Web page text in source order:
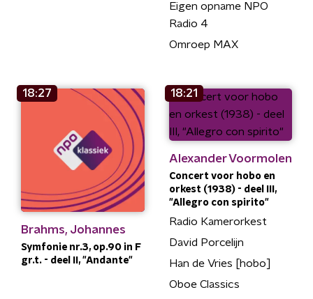
Eigen opname NPO
Radio 4
Omroep MAX
18:27
Brahms, Johannes
Symfonie nr.3, op.90 in F
gr.t. - deel II, "Andante"
18:21
Alexander Voormolen
Concert voor hobo en
orkest (1938) - deel III,
"Allegro con spirito"
Radio Kamerorkest
David Porcelijn
Han de Vries [hobo]
Oboe Classics